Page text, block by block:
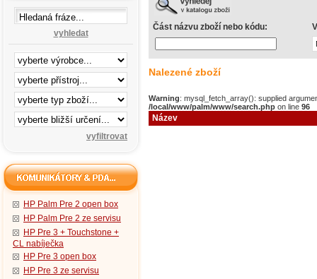
vyhledat
HP Palm Pre 2 open box
HP Palm Pre 2 ze servisu
HP Pre 3 + Touchstone +
CL nabíječka
HP Pre 3 open box
HP Pre 3 ze servisu
Část názvu zboží nebo kódu:
Nalezené zboží
Warning: mysql_fetch_array(): supplied
/local/www/palm/www/search.php on line 96
Název